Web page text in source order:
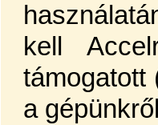
kell
támogatott
a